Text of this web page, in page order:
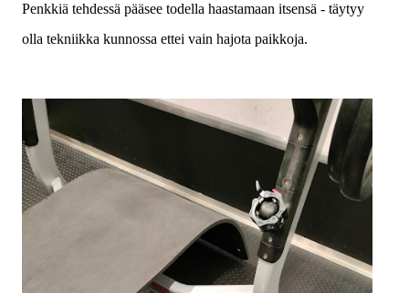
Penkkiä tehdessä pääsee todella haastamaan itsensä - täytyy
olla tekniikka kunnossa ettei vain hajota paikkoja.